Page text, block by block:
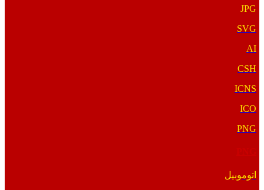
JPG
SVG
AI
CSH
ICNS
ICO
PNG
اتوموبیل